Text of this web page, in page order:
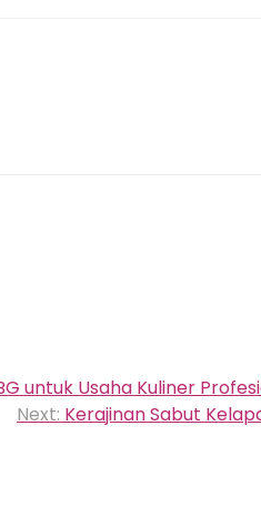
untuk Usaha Kuliner
Next: Kerajinan Sabut